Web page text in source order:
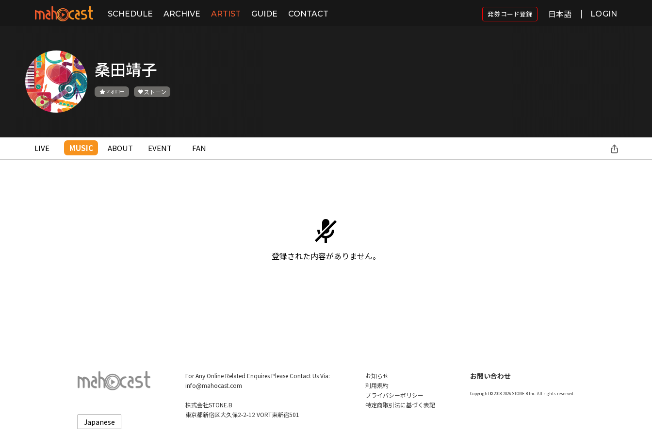
SCHEDULE ARCHIVE ARTIST GUIDE CONTACT 発券コード登録 日本語 LOGIN
桑田靖子
フォロー ストーン
LIVE MUSIC ABOUT EVENT FAN
登録された内容がありません。
For Any Online Related Enquires Please Contact Us Via:
info@mahocast.com
株式会社STONE.B
東京都新宿区大久保2-2-12 VORT東新宿501
お知らせ
利用規約
プライバシーポリシー
特定商取引法に基づく表記
お問い合わせ
Copyright © 2018-2026 STONE.B Inc. All rights reserved.